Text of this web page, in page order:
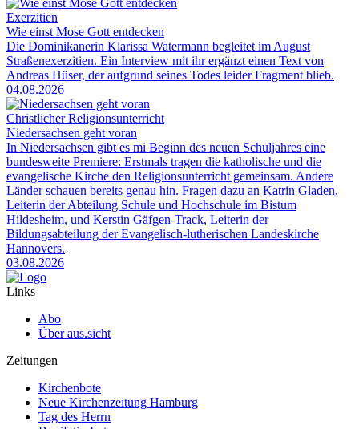
Exerzitien
Wie einst Mose Gott entdecken
Die Dominikanerin Klarissa Watermann begleitet im August
Straßenexerzitien. Ein Interview mit ihr ergänzt einen Text von
Andreas Hüser, der aufgrund seines Todes leider Fragment blieb.
04.08.2026
Christlicher Religionsunterricht
Niedersachsen geht voran
In Niedersachsen gibt es mi Beginn des neuen Schuljahres eine
bundesweite Premiere: Erstmals tragen die katholische und die
evangelische Kirche den Religionsunterricht gemeinsam. Andere
Länder schauen bereits genau hin. Fragen dazu an Katrin Gladen,
Leiterin der Abteilung Schule und Hochschule im Bistum
Hildesheim, und Kerstin Gäfgen-Track, Leiterin der
Bildungsabteilung der Evangelisch-lutherischen Landeskirche
Hannovers.
03.08.2026
Links
Abo
Über aus.sicht
Zeitungen
Kirchenbote
Neue Kirchenzeitung Hamburg
Tag des Herrn